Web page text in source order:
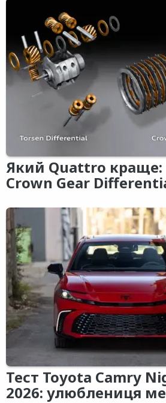
Який Quattro краще:
Crown Gear
Тест Toyota Camry
2026: улюблениця